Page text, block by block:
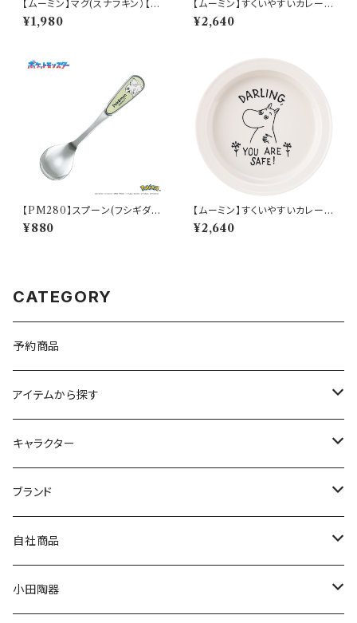
【ムーミン】マグ(スナフキン）【M
M9000】MM9003-11
¥1,980
【ムーミン】すくいやすいカレー皿
（スナフキン）【MM9000】MM
9003-320
¥2,640
【PM280】スプーン(フシギダ
ネ)【Daily Sketch】PM281-8
50
¥880
【ムーミン】すくいやすいカレー皿
（ムーミン）【MM9000】MM9
001-320
¥2,640
CATEGORY
予約商品
アイテムから探す
九谷焼
マグ＆カップ
プレート
ボウル
キャラクター
ムーミン
80th記念アイテム
リトルミイの日記念アイテム
MOOMIN ANIMATION
スヌーピー
ブランド
LA AMYS(エミーズ)
LISA LARSON(リサラーソン)
自社商品
ねこ企画
小田陶器